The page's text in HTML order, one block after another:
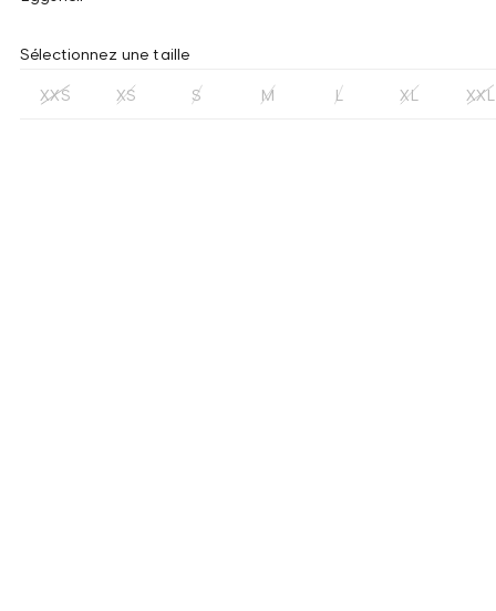
Sélectionnez une taille
XXS XS S M L XL XXL